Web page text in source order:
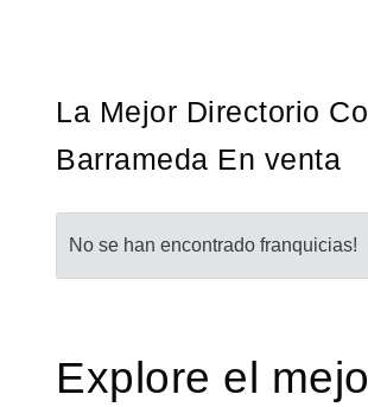
La Mejor Directorio
Barrameda En venta
No se han encontrado franquicias!
Explore el